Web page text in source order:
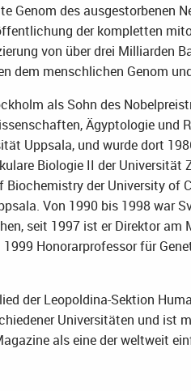
Genom des ausgestorbenen
der kompletten
von über drei Milliarden
dem menschlichen Genom
als Sohn des
Ägyptologie und
Uppsala, und wurde dort
Biologie II der Universität
der University of
Von 1990 bis 1998 war
seit 1997 ist er Direktor
Honorarprofessor für
der Leopoldina-Sektion
Universitäten und ist
als eine der weltweit